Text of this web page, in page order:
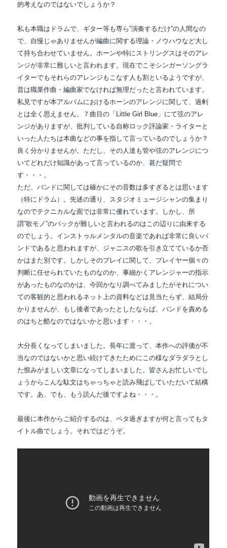
的考えなのではないでしょうか？
私も本職はドラムで、ギター等も専ら”演奏するだけ”の人間なの
で、自慢じゃありませんが編曲に関する理論・ノウハウなど大し
て持ち合わせていません。ホーンや特にストリングスはそのアレ
ンジが非常に難しいと言われます。現在でこそシンガーソングラ
イターでもそれらのアレンジもこなす人も割といるようですが、
昔は職業作曲・編曲家でなければ無理だったと言われています。
私見ですが本アルバムにおけるホーンのアレンジに関して、過剰
とは全く思えません。７曲目の 「Little Girl Blue」にて弦のアレ
ンジがありますが、批判している自称ロック評論家・ライターと
いった人たちは本曲などの事を指して言っているのでしょうか？
良く分かりませんが。ただし、 その人達も管や弦のアレンジにつ
いてどれだけ知識があって言っているのか、甚だ疑問で
す・・・。
ただ、バンドに関しては確かにその音数は多すぎるとは思います
（特にドラム）。先述の通り、 スタジオミュージシャンの集まり
なのでテクニカルな面では非常に優れています。しかし、 所
謂”歌モノ”のバックが難しいと言われるのはこの辺りに由来する
のでしょう。インストゥルメンタルの音楽であれば非常に良いバ
ンドであると思われますが、ジャニスの歌を引き立てているか否
かはまた別です。
しかしそのプレイに関して、プレイヤー個々の
判断に任せられていたものなのか、事細かくアレンジャーの指示
があったものなのかは、今回かなり調べてみましたがそれについ
ての客観的と思われるネット上の資料などは見当たらず、結局分
かりませんが、もし後者であったとしたならば、バンドを責める
のはちと酷なのではないかと思います・・・。
大分長くなってしまいました。長年に渡って、本作への評価が不
当なのではないかと思い続けて きたためにこの様なダラダラとし
た恨みがましい文章になってしまいました。皆さんお忙しいでし
ょうから こんな駄文はちゃっちゃと読み飛ばしていただいて結構
です。あ、でも、もう読んだ後ですよね・・・。
最後に本作からご紹介するのは、ベタ過ぎますが何と言ってもタ
イトル曲でしょう。それではどうぞ。